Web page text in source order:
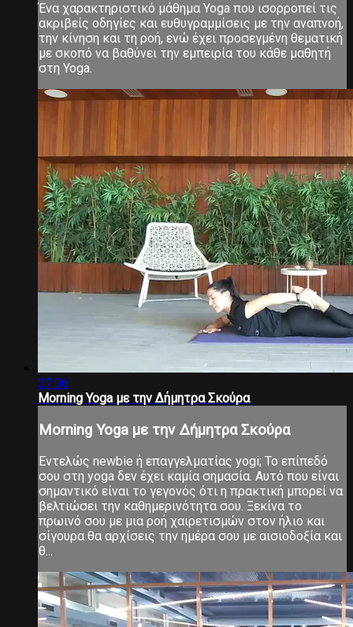
Ένα χαρακτηριστικό μάθημα Yoga που ισορροπεί τις
ακριβείς οδηγίες και ευθυγραμμίσεις με την αναπνοή,
την κίνηση και τη ροή, ενώ έχει προσεγμένη θεματική
με σκοπό να βαθύνει την εμπειρία του κάθε μαθητή
στη Yoga.
27:06
Morning Yoga με την Δήμητρα Σκούρα
Morning Yoga με την Δήμητρα Σκούρα
Εντελώς newbie ή επαγγελματίας yogi; Το επίπεδό
σου στη yoga δεν έχει καμία σημασία. Αυτό που είναι
σημαντικό είναι το γεγονός ότι η πρακτική μπορεί να
βελτιώσει την καθημερινότητα σου. Ξεκίνα το
πρωινό σου με μια ροή χαιρετισμών στον ήλιο και
σίγουρα θα αρχίσεις την ημέρα σου με αισιοδοξία και
θ...